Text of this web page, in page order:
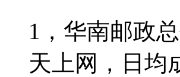
1，华南邮政
天上网，日均